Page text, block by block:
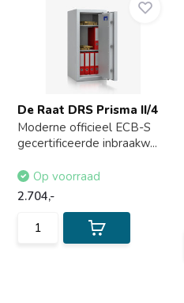
De Raat DRS Prisma II/4
Moderne officieel ECB-S
gecertificeerde inbraakw...
Op voorraad
2.704,-